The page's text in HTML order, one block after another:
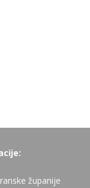
županije